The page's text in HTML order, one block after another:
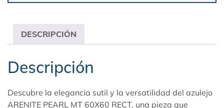
DESCRIPCIÓN
Descripción
Descubre la elegancia sutil y la versatilidad del azulejo
ARENITE PEARL MT 60X60 RECT, una pieza que